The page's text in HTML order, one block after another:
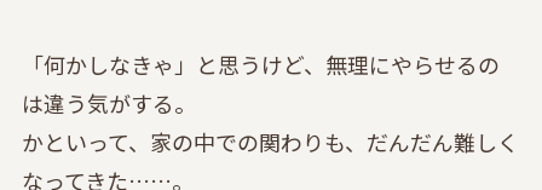
「何かしなきゃ」と思うけど、無理にやらせるの
は違う気がする。
かといって、家の中での関わりも、だんだん難しく
なってきた……。